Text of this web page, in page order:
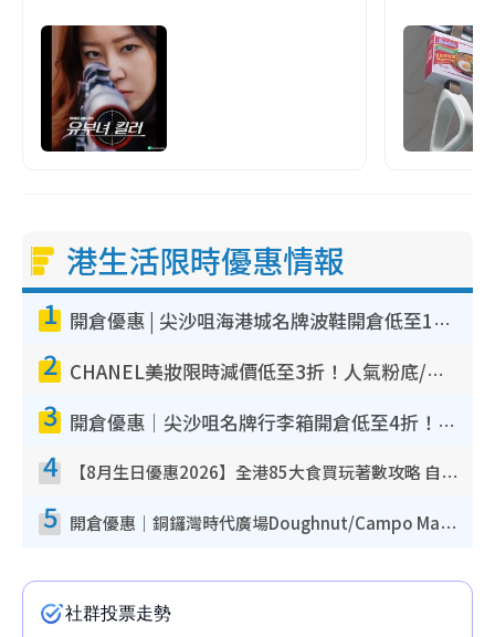
港生活限時優惠情報
1 開倉優惠 | 尖沙咀海港城名牌波鞋開倉低至1折！On鞋$899起／Joy&Peace鞋履$98起
2 CHANEL美妝限時減價低至3折！人氣粉底/唇膏/精華液低至$275！COCO香水都有平
3 開倉優惠｜尖沙咀名牌行李箱開倉低至4折！一連5日 American Tourister/ace./Hallmark $200起！
4 【8月生日優惠2026】全港85大食買玩著數攻略 自助餐/火鍋放題同行免費＋誠品/DONKI送現金券
5 開倉優惠｜銅鑼灣時代廣場Doughnut/Campo Marzio開倉低至1折！背囊、書包、手袋劈價$200起